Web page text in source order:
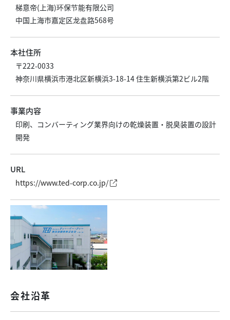
梯意帝(上海)环保节能有限公司
中国上海市嘉定区龙盘路568号
本社住所
〒222-0033
神奈川県横浜市港北区新横浜3-18-14 住生新横浜第2ビル2階
事業内容
印刷、コンバーティング業界向けの乾燥装置・脱臭装置の設計
開発
URL
https://www.ted-corp.co.jp/
会社沿革